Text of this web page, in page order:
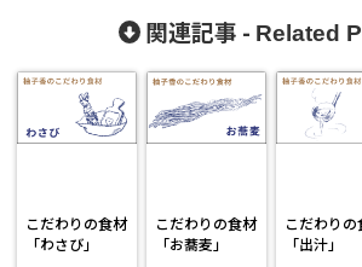
関連記事 - Related
こだわりの食材
「わさび」
こだわりの食材
「お蕎麦」
こだわりの
「出汁」